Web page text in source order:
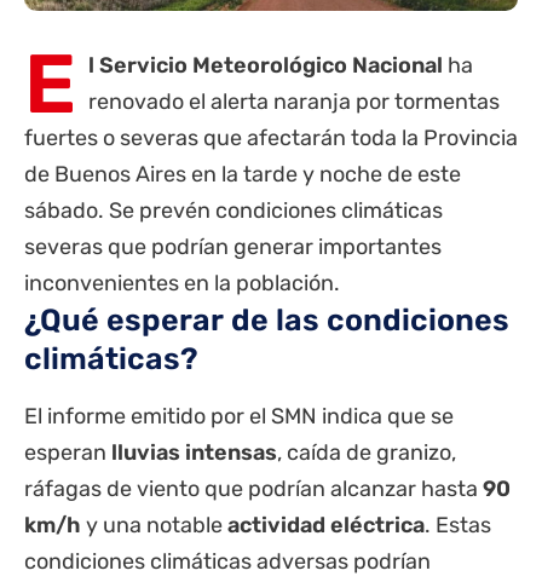
E l Servicio Meteorológico Nacional ha
renovado el alerta naranja por tormentas
fuertes o severas que afectarán toda la Provincia
de Buenos Aires en la tarde y noche de este
sábado. Se prevén condiciones climáticas
severas que podrían generar importantes
inconvenientes en la población.
¿Qué esperar de las condiciones
climáticas?
El informe emitido por el SMN indica que se
esperan lluvias intensas, caída de granizo,
ráfagas de viento que podrían alcanzar hasta 90
km/h y una notableactividad eléctrica. Estas
condiciones climáticas adversas podrían